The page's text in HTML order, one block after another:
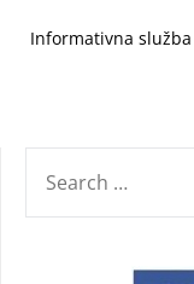
Informativna služba
FOR: